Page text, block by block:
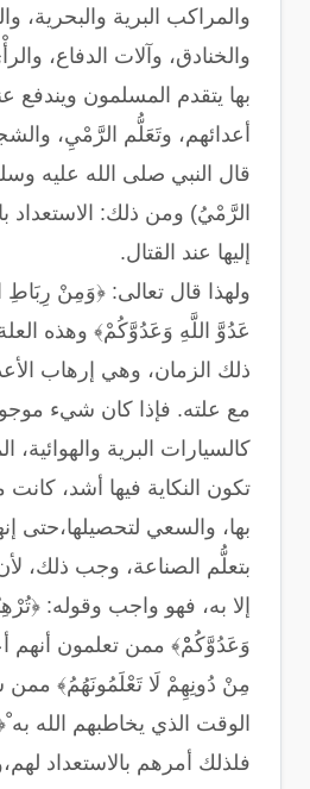
والمراكب البرية والبحرية،
والخنادق، وآلات الدفاع،
بها يتقدم المسلمون ويندفع
أعدائهم، وتَعَلُّم الرَّمْيِ،
قال النبي صلى الله عليه
الرَّمْيُ‏)‏ ومن ذلك‏:‏ الاستعداد
إليها عند القتال.
ولهذا قال تعالى‏:‏ ‏﴿‏وَمِنْ رِبَاطِ
عَدُوَّ اللَّهِ وَعَدُوَّكُمْ‏﴾‏ وهذه
ذلك الزمان، وهي إرهاب
مع علته‏.‏ فإذا كان شيء موجود
كالسيارات البرية والهوائية،
تكون النكاية فيها أشد، كانت
بها، والسعي لتحصيلها،حتى
بتعلُّم الصناعة، وجب ذلك،
إلا به، فهو واجب وقوله‏:‏
وَعَدُوَّكُمْْ‏﴾‏ ممن تعلمون أنهم
مِنْ دُونِهِمْ لَا تَعْلَمُونَهُمُ‏﴾‏ ممن
الوقت الذي يخاطبهم الله به
فلذلك أمرهم بالاستعداد